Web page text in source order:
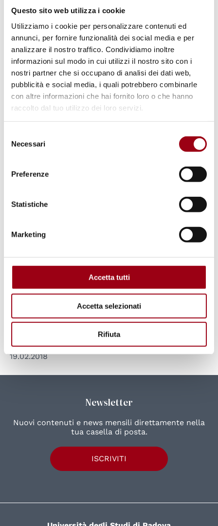
Questo sito web utilizza i cookie
Utilizziamo i cookie per personalizzare contenuti ed
annunci, per fornire funzionalità dei social media e per
analizzare il nostro traffico. Condividiamo inoltre
informazioni sul modo in cui utilizzi il nostro sito con i
nostri partner che si occupano di analisi dei dati web,
pubblicità e social media, i quali potrebbero combinarle
con altre informazioni che hai fornito loro o che hanno
raccolto dal tuo utilizzo dei loro servizi.
delNecessari
Preferenze
Statistiche
Marketing
Accetta tutti
Accetta selezionati
Rifiuta
La sfida della prevenzione dei conflitti e della
26.09.2020
Roma, Casa Internazionale delle Donne, 29-30
settembre 2020
AMBIENTE
Mostra fotografica "VolunTour:
Better Environment – Better
Tomorrow: 150 giorni in Nepal con
il Servizio Volontario Europeo",
Centro di Ateneo per i Diritti
Umani, 28 febbraio - 16 marzo 2018
19.02.2018
Newsletter
Nuovi contenuti e news mensili direttamente nella
tua casella di posta.
ISCRIVITI